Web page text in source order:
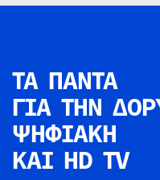
ΤΑ ΠΑΝΤΑ
ΓΙΑ ΤΗΝ
ΨΗΦΙΑΚΗ
ΚΑΙ HD TV